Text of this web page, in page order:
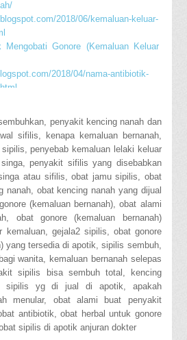
2018/06/kemaluan-keluar-
Mengobati Gonore (Kemaluan Keluar
2018/04/nama-antibiotik-
kencing-nanah
menghilangkan-benjolan-ambeien-
operasi.html
Nanah
2018/04/penyakit-kencing-nanah-
2018/06/tanaman-
entries/general/cara-cepat-
wanita
2018/04/obat-gonore-
2018/04/wwwobat-
2017/03/nama-obat-kencing-
penyakit kencing nanah dan
sifilis, kenapa kemaluan bernanah,
penyebab kemaluan lelaki keluar
penyakit sifilis yang disebabkan
atau sifilis, obat jamu sipilis, obat
nanah, obat kencing nanah yang dijual
(kemaluan bernanah), obat alami
obat gonore (kemaluan bernanah)
kemaluan, gejala2 sipilis, obat gonore
yang tersedia di apotik, sipilis sembuh,
wanita, kemaluan bernanah selepas
sipilis bisa sembuh total, kencing
sipilis yg di jual di apotik, apakah
menular, obat alami buat penyakit
antibiotik, obat herbal untuk gonore
sipilis di apotik anjuran dokter